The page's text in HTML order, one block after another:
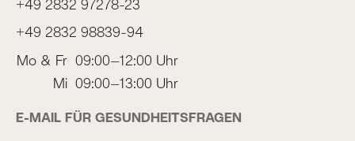
+49 2832 97278-23
+49 2832 98839-94
Mo & Fr 09:00–12:00 Uhr
Mi 09:00–13:00 Uhr
E-MAIL FÜR GESUNDHEITSFRAGEN